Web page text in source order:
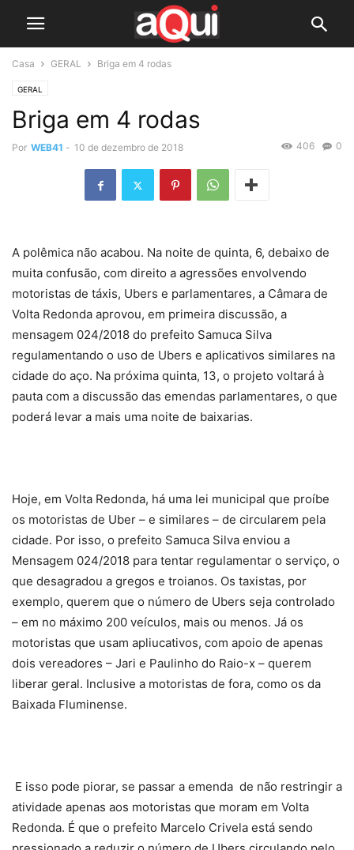
Casa GERAL Briga em 4 rodas
GERAL
Briga em 4 rodas
Por WEB41 - 10 de dezembro de 2018 0
406
A polêmica não acabou. Na noite de quinta, 6, debaixo de
muita confusão, com direito a agressões envolvendo
motoristas de táxis, Ubers e parlamentares, a Câmara de
Volta Redonda aprovou, em primeira discussão, a
mensagem 024/2018 do prefeito Samuca Silva
regulamentando o uso de Ubers e aplicativos similares na
cidade do aço. Na próxima quinta, 13, o projeto voltará à
pauta com a discussão das emendas parlamentares, o que
poderá levar a mais uma noite de baixarias.
Hoje, em Volta Redonda, há uma lei municipal que proíbe
os motoristas de Uber – e similares – de circularem pela
cidade. Por isso, o prefeito Samuca Silva enviou a
Mensagem 024/2018 para tentar regulamentar o serviço, o
que desagradou a gregos e troianos. Os taxistas, por
exemplo, querem que o número de Ubers seja controlado
– em no máximo 200 veículos, mais ou menos. Já os
motoristas que usam apliucativos, com apoio de apenas
dois vereadores – Jari e Paulinho do Raio-x – querem
liberar geral. Inclusive a motoristas de fora, como os da
Baixada Fluminense.
E isso pode piorar, se passar a emenda de não restringir a
atividade apenas aos motoristas que moram em Volta
Redonda. É que o prefeito Marcelo Crivela está sendo